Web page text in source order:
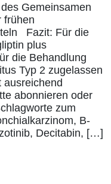
Gemeinsamen
frühen
Fazit: Für die
plus
die Behandlung
Typ 2 zugelassen
ausreichend
abonnieren oder
zum
B-
Decitabin, […]